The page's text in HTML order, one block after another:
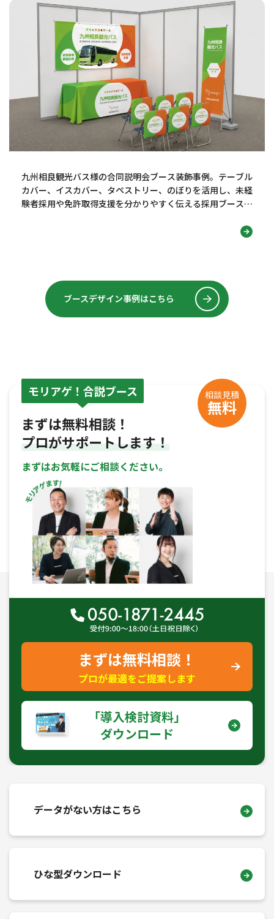
九州相良観光バス様の合同説明会ブース装飾事例。テーブル
カバー、イスカバー、タペストリー、のぼりを活用し、未経
験者採用や免許取得支援を分かりやすく伝える採用ブースデ
ブースデザイン事例はこちら
モリアゲ！合説ブース 相談見積
無料
まずは無料相談！
プロがサポートします！
まずはお気軽にご相談ください。
まずは無料相談！
プロが最適をご提案します
｢導入検討資料｣
ダウンロード
データがない方はこちら
ひな型ダウンロード